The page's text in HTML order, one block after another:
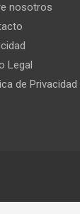
nosotros
Legal
de Privacidad